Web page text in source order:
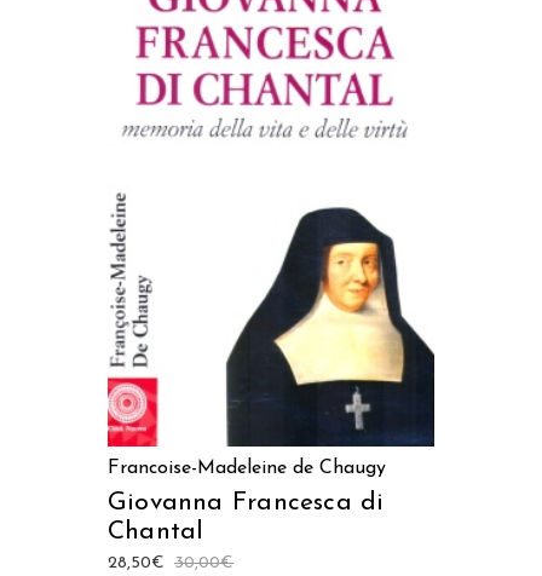
Francoise-Madeleine de Chaugy
Giovanna Francesca di
Chantal
30,00€
28,50€